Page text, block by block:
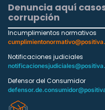
Denuncia aquí
corrupción
Incumplimientos normativos
Notificaciones judiciales
Defensor del Consumidor